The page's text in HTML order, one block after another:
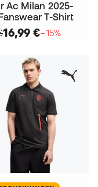
Ac Milan 2025-
T-Shirt
16,99 €−15%